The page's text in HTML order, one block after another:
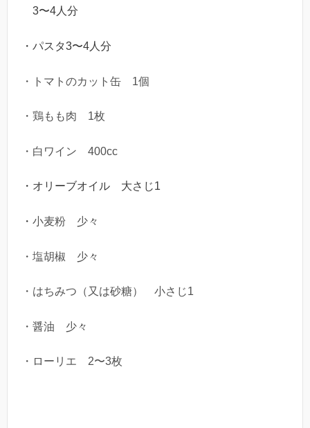
3〜4人分
・パスタ3〜4人分
・トマトのカット缶 1個
・鶏もも肉 1枚
・白ワイン 400cc
・オリーブオイル 大さじ1
・ 小麦粉 少々
・塩胡椒 少々
・はちみつ（又は砂糖） 小さじ1
・醤油 少々
・ローリエ 2〜3枚